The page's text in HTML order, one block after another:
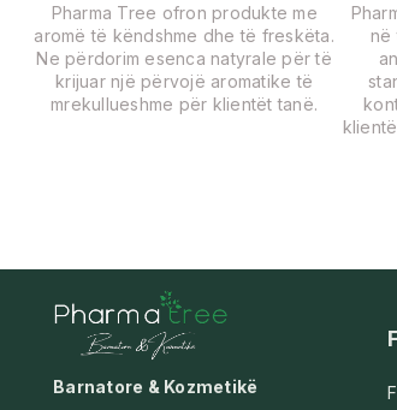
Pharma Tree ofron produkte me
aromë të këndshme dhe të freskëta.
Ne përdorim esenca natyrale për të
krijuar një përvojë aromatike të
mrekullueshme për klientët tanë.
në
Barnatore & Kozmetikë